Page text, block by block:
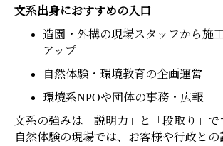
文系出身におすすめの入口
造園・外構の現場スタッフから施
アップ
自然体験・環境教育の企画運営
環境系NPOや団体の事務・広報
文系の強みは「説明力」と「段取り」で
自然体験の現場では、お客様や行政との